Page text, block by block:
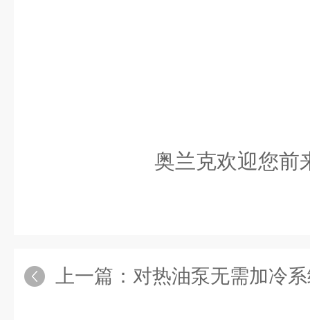
奥兰克欢迎您前
上一篇： 对热油泵无需加冷